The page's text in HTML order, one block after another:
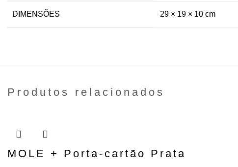
DIMENSÕES 29 × 19 × 10 cm
Produtos relacionados
MOLE + Porta-cartão Prata